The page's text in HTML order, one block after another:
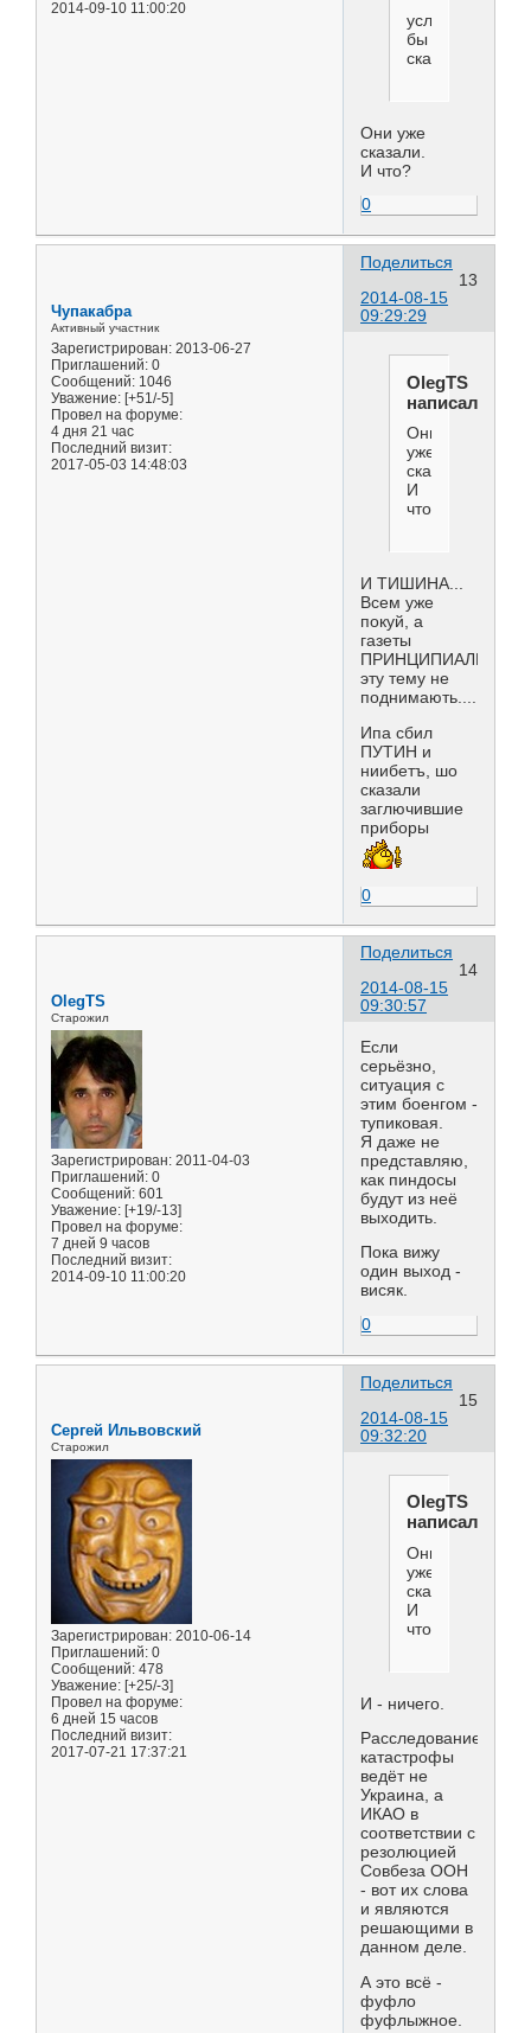
2014-09-10 11:00:20
бы
сказали
Они уже
сказали.
И что?
0
Поделиться
13
2014-08-15
09:29:29
Чупакабра
Активный участник
Зарегистрирован: 2013-06-27
Приглашений: 0
Сообщений: 1046
Уважение: [+51/-5]
Провел на форуме:
4 дня 21 час
Последний визит:
2017-05-03 14:48:03
OlegTS
написал(а):
Они
уже
сказали.
И
что?
И ТИШИНА...
Всем уже
покуй, а
газеты
ПРИНЦИПИАЛЬНО
эту тему не
поднимають...........
Ипа сбил
ПУТИН и
ниибетъ, шо
сказали
заглючившие
приборы
0
Поделиться
14
2014-08-15
09:30:57
OlegTS
Старожил
Зарегистрирован: 2011-04-03
Приглашений: 0
Сообщений: 601
Уважение: [+19/-13]
Провел на форуме:
7 дней 9 часов
Последний визит:
2014-09-10 11:00:20
Если
серьёзно,
ситуация с
этим боенгом -
тупиковая.
Я даже не
представляю,
как пиндосы
будут из неё
выходить.
Пока вижу
один выход -
висяк.
0
Поделиться
15
2014-08-15
09:32:20
Сергей Ильвовский
Старожил
Зарегистрирован: 2010-06-14
Приглашений: 0
Сообщений: 478
Уважение: [+25/-3]
Провел на форуме:
6 дней 15 часов
Последний визит:
2017-07-21 17:37:21
OlegTS
написал(а):
Они
уже
сказали.
И
что?
И - ничего.
Расследование
катастрофы
ведёт не
Украина, а
ИКАО в
соответствии с
резолюцией
Совбеза ООН
- вот их слова
и являются
решающими в
данном деле.
А это всё -
фуфло
фуфлыжное.